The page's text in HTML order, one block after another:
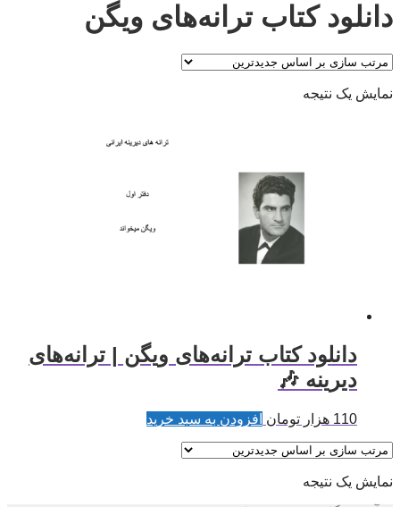
دانلود کتاب ترانه‌های ویگن
نمایش یک نتیجه
دانلود کتاب ترانه‌های ویگن | ترانه‌های
دیرینه 🎶
110 هزار تومان افزودن به سبد خرید
نمایش یک نتیجه